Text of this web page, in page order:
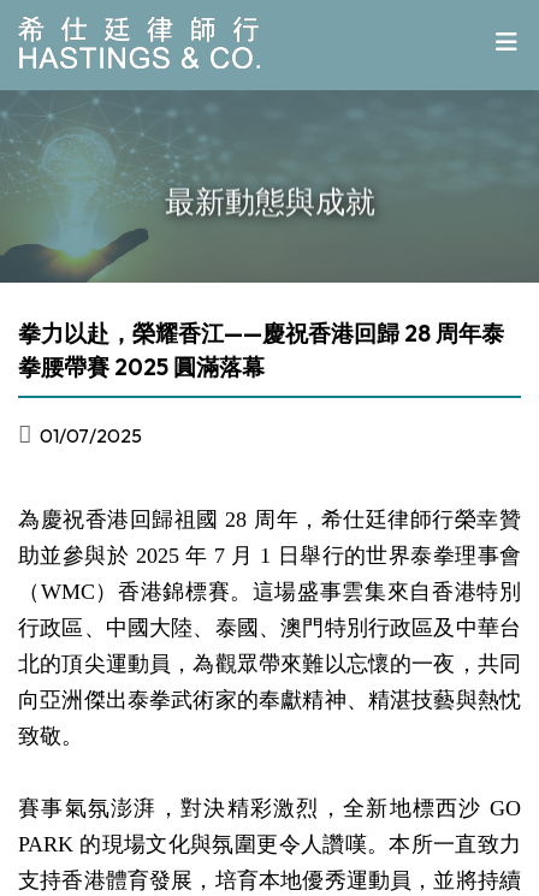
最新動態與成就
拳力以赴，榮耀香江——慶祝香港回歸 28 周年泰
拳腰帶賽 2025 圓滿落幕
01/07/2025
為慶祝香港回歸祖國 28 周年，希仕廷律師行榮幸贊
助並參與於 2025 年 7 月 1 日舉行的世界泰拳理事會
（WMC）香港錦標賽。這場盛事雲集來自香港特別
行政區、中國大陸、泰國、澳門特別行政區及中華台
北的頂尖運動員，為觀眾帶來難以忘懷的一夜，共同
向亞洲傑出泰拳武術家的奉獻精神、精湛技藝與熱忱
致敬。
賽事氣氛澎湃，對決精彩激烈，全新地標西沙 GO
PARK 的現場文化與氛圍更令人讚嘆。本所一直致力
支持香港體育發展，培育本地優秀運動員，並將持續